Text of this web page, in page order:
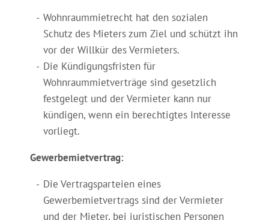
Wohnraummietrecht hat den sozialen
Schutz des Mieters zum Ziel und schützt ihn
vor der Willkür des Vermieters.
Die Kündigungsfristen für
Wohnraummietverträge sind gesetzlich
festgelegt und der Vermieter kann nur
kündigen, wenn ein berechtigtes Interesse
vorliegt.
Gewerbemietvertrag:
Die Vertragsparteien eines
Gewerbemietvertrags sind der Vermieter
und der Mieter, bei juristischen Personen